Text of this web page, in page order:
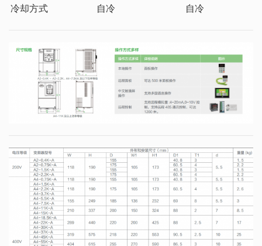
冷却方式 自冷 自冷